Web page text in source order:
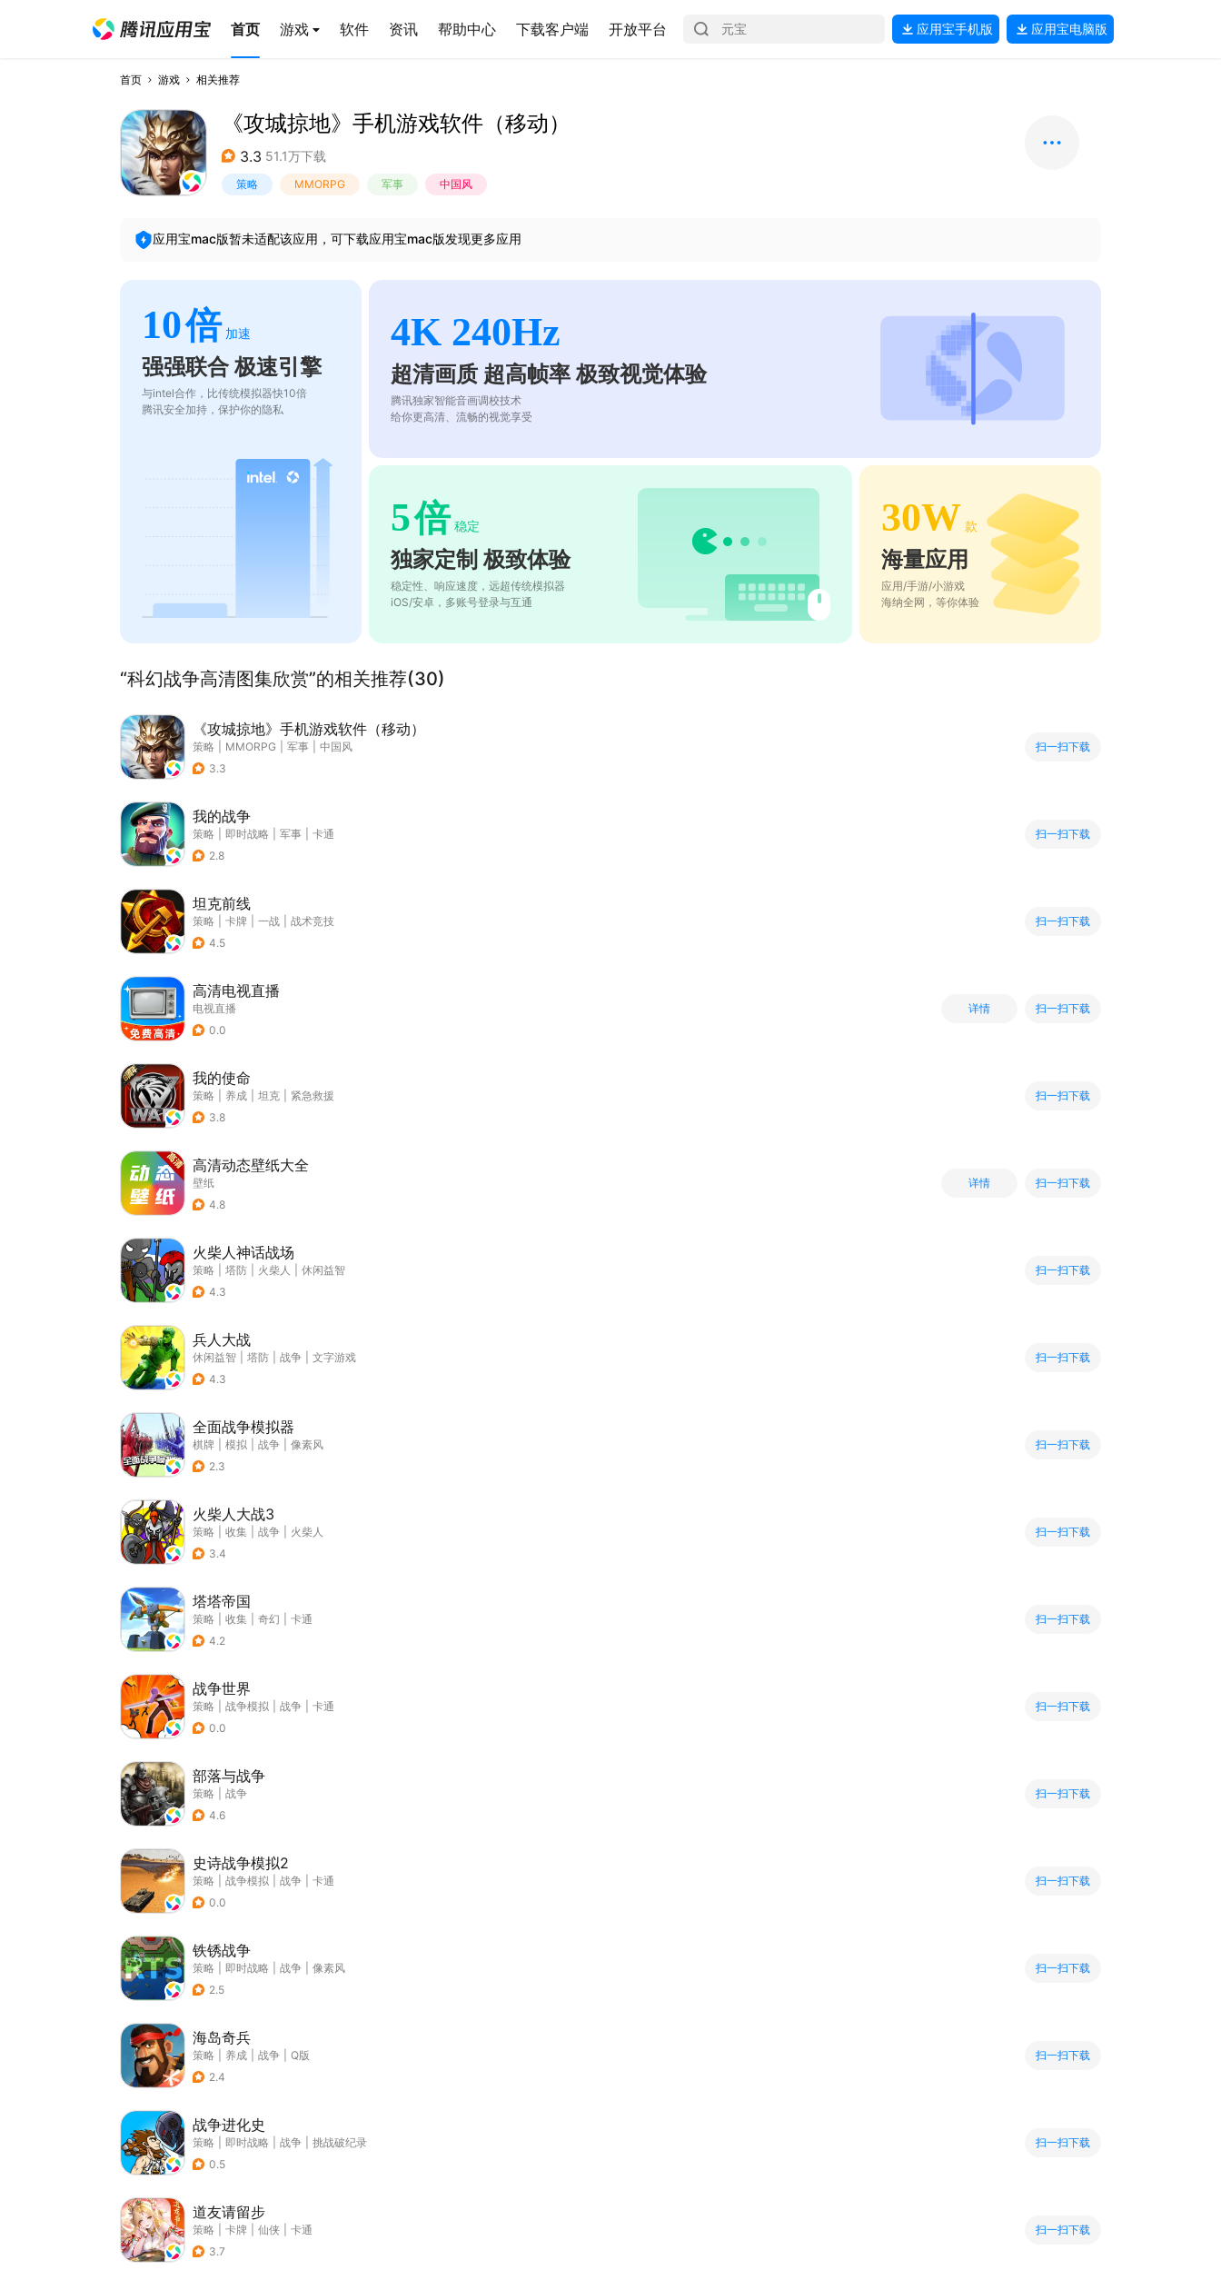
首页 游戏 软件 资讯 帮助中心 下载客户端 开放平台 应用宝手机版 应用宝电脑版
首页 游戏 相关推荐
《攻城掠地》手机游戏软件（移动）
3.3 51.1万下载
策略 MMORPG 军事 中国风
应用宝mac版暂未适配该应用，可下载应用宝mac版发现更多应用
10倍 加速
强强联合 极速引擎
与intel合作，比传统模拟器快10倍
腾讯安全加持，保护你的隐私
4K 240Hz
超清画质 超高帧率 极致视觉体验
腾讯独家智能音画调校技术
给你更高清、流畅的视觉享受
5倍 稳定
独家定制 极致体验
稳定性、响应速度，远超传统模拟器
iOS/安卓，多账号登录与互通
30W 款
海量应用
应用/手游/小游戏
海纳全网，等你体验
“科幻战争高清图集欣赏”的相关推荐(30)
《攻城掠地》手机游戏软件（移动）
策略 MMORPG 军事
中国风
3.3
扫一扫下载
我的战争
策略 即时战略 军事
卡通
2.8
扫一扫下载
坦克前线
策略 卡牌 一战
战术竞技
4.5
扫一扫下载
高清电视直播
电视直播
0.0
详情 扫一扫下载
我的使命
策略 养成 坦克
紧急救援
3.8
扫一扫下载
高清动态壁纸大全
壁纸
4.8
详情 扫一扫下载
火柴人神话战场
策略 塔防 火柴人
休闲益智
4.3
扫一扫下载
兵人大战
休闲益智 塔防 战争
文字游戏
4.3
扫一扫下载
全面战争模拟器
棋牌 模拟 战争
像素风
2.3
扫一扫下载
火柴人大战3
策略 收集 战争
火柴人
3.4
扫一扫下载
塔塔帝国
策略 收集 奇幻
卡通
4.2
扫一扫下载
战争世界
策略 战争模拟 战争
卡通
0.0
扫一扫下载
部落与战争
策略
战争
4.6
扫一扫下载
史诗战争模拟2
策略 战争模拟 战争
卡通
0.0
扫一扫下载
铁锈战争
策略 即时战略 战争
像素风
2.5
扫一扫下载
海岛奇兵
策略 养成 战争
Q版
2.4
扫一扫下载
战争进化史
策略 即时战略 战争
挑战破纪录
0.5
扫一扫下载
道友请留步
策略 卡牌 仙侠
卡通
3.7
扫一扫下载